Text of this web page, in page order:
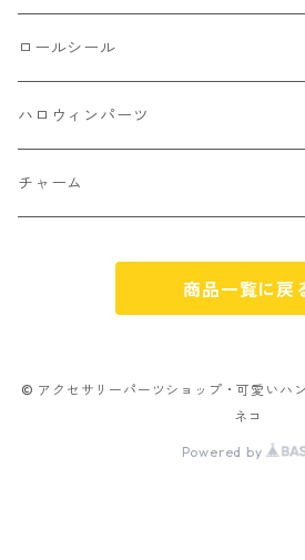
パン
ゼリー
ミニパーツ ネイル
雑貨系
シーズン系
ソロバン型
アルファベット
単文字
スマイル
フラワー お花
不透明タイプ
ミックスタイプ
4㎜
10㎜
ボールチップ
ピアスパーツ
ヘアーパーツ
カニカン
プラチャーム
デコパーツ 貼り付けパーツ
OPP袋
アクリルビーズ
フレークシュガー
ロールシール
サンキュー
クリスマス
フレークシュガー
ハロウィンパーツ
おばけ
チャーム
アルファベット
商品一覧に戻
© アクセサリーパーツショップ・可愛いハ
ネコ
Powered by